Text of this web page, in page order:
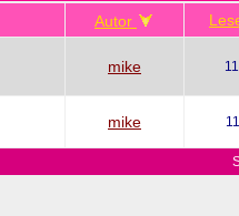
Autor
mike
mike